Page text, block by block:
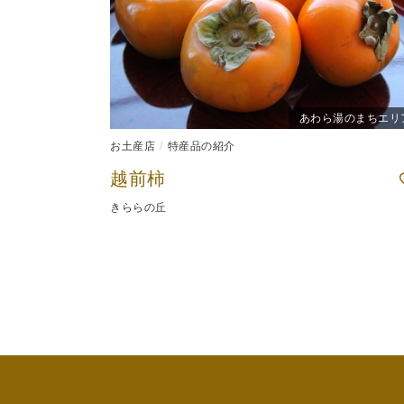
あわら湯のまちエリ
お土産店 特産品の紹介
越前柿
きららの丘